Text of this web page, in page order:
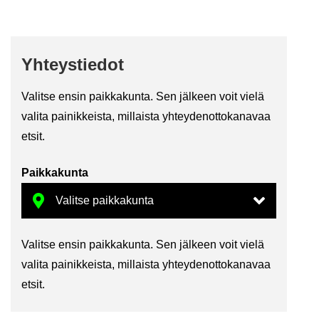
Yh­teys­tie­dot
Va­lit­se ensin paik­ka­kun­ta. Sen jäl­keen voit vielä
va­li­ta pai­nik­keis­ta, mil­lais­ta yh­tey­den­ot­to­ka­na­vaa
etsit.
Paik­ka­kun­ta
Va­lit­se ensin paik­ka­kun­ta. Sen jäl­keen voit vielä
va­li­ta pai­nik­keis­ta, mil­lais­ta yh­tey­den­ot­to­ka­na­vaa
etsit.